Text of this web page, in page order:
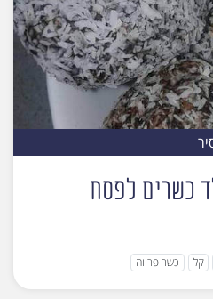
כשרים לפסח
קל כשר פרווה